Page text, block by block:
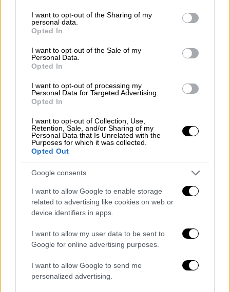
not limited to your visit or usage behaviour. You may click to
grant or deny consent to Google and its third-party tags to
use your data for below specified purposes in below Google
consent section.
I want to opt-out of the Sharing of my
personal data.
Opted In
I want to opt-out of the Sale of my
Personal Data.
Opted In
I want to opt-out of processing my
Personal Data for Targeted Advertising.
Opted In
I want to opt-out of Collection, Use,
Retention, Sale, and/or Sharing of my
Personal Data that Is Unrelated with the
Purposes for which it was collected.
Opted Out
Google consents
I want to allow Google to enable storage
related to advertising like cookies on web or
device identifiers in apps.
I want to allow my user data to be sent to
Google for online advertising purposes.
I want to allow Google to send me
personalized advertising.
Αθλητισμός|23.02.2026 22:55
αγώνων εκτός Μεξικού μετά το χάος
από τη δολοφονία «El Mencho»
Σκηνές εμφύλιου πολέμου στο Μεξικό - Τι
σκέφτεται η Παγκόσμια Ομοσπονδία